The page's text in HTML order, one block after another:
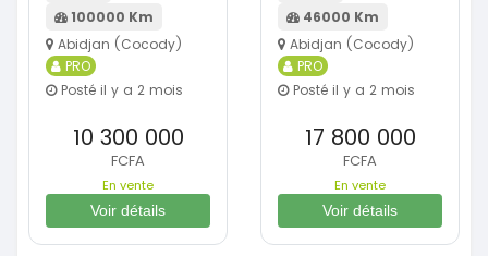
100000 Km
Abidjan (Cocody)
PRO
Posté il y a 2 mois
10 300 000
FCFA
En vente
Voir détails
46000 Km
Abidjan (Cocody)
PRO
Posté il y a 2 mois
17 800 000
FCFA
En vente
Voir détails